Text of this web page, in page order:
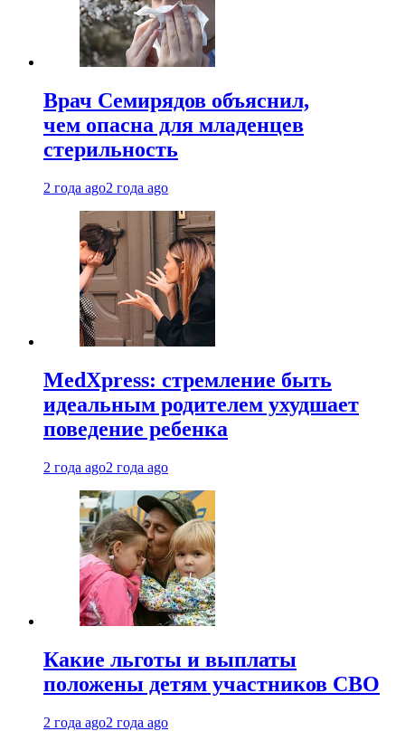
Врач Семирядов объяснил,
чем опасна для младенцев
стерильность
2 года ago2 года ago
MedXpress: стремление быть
идеальным родителем ухудшает
поведение ребенка
2 года ago2 года ago
Какие льготы и выплаты
положены детям участников СВО
2 года ago2 года ago